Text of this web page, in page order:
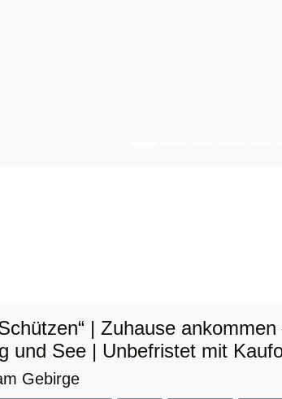
| Zuhause ankommen
und See | Unbefristet mit
Gebirge